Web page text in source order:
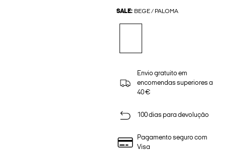
SALE: BEGE / PALOMA
Envio gratuito em
encomendas superiores a
40 €
100 dias para devolução
Pagamento seguro com
Visa